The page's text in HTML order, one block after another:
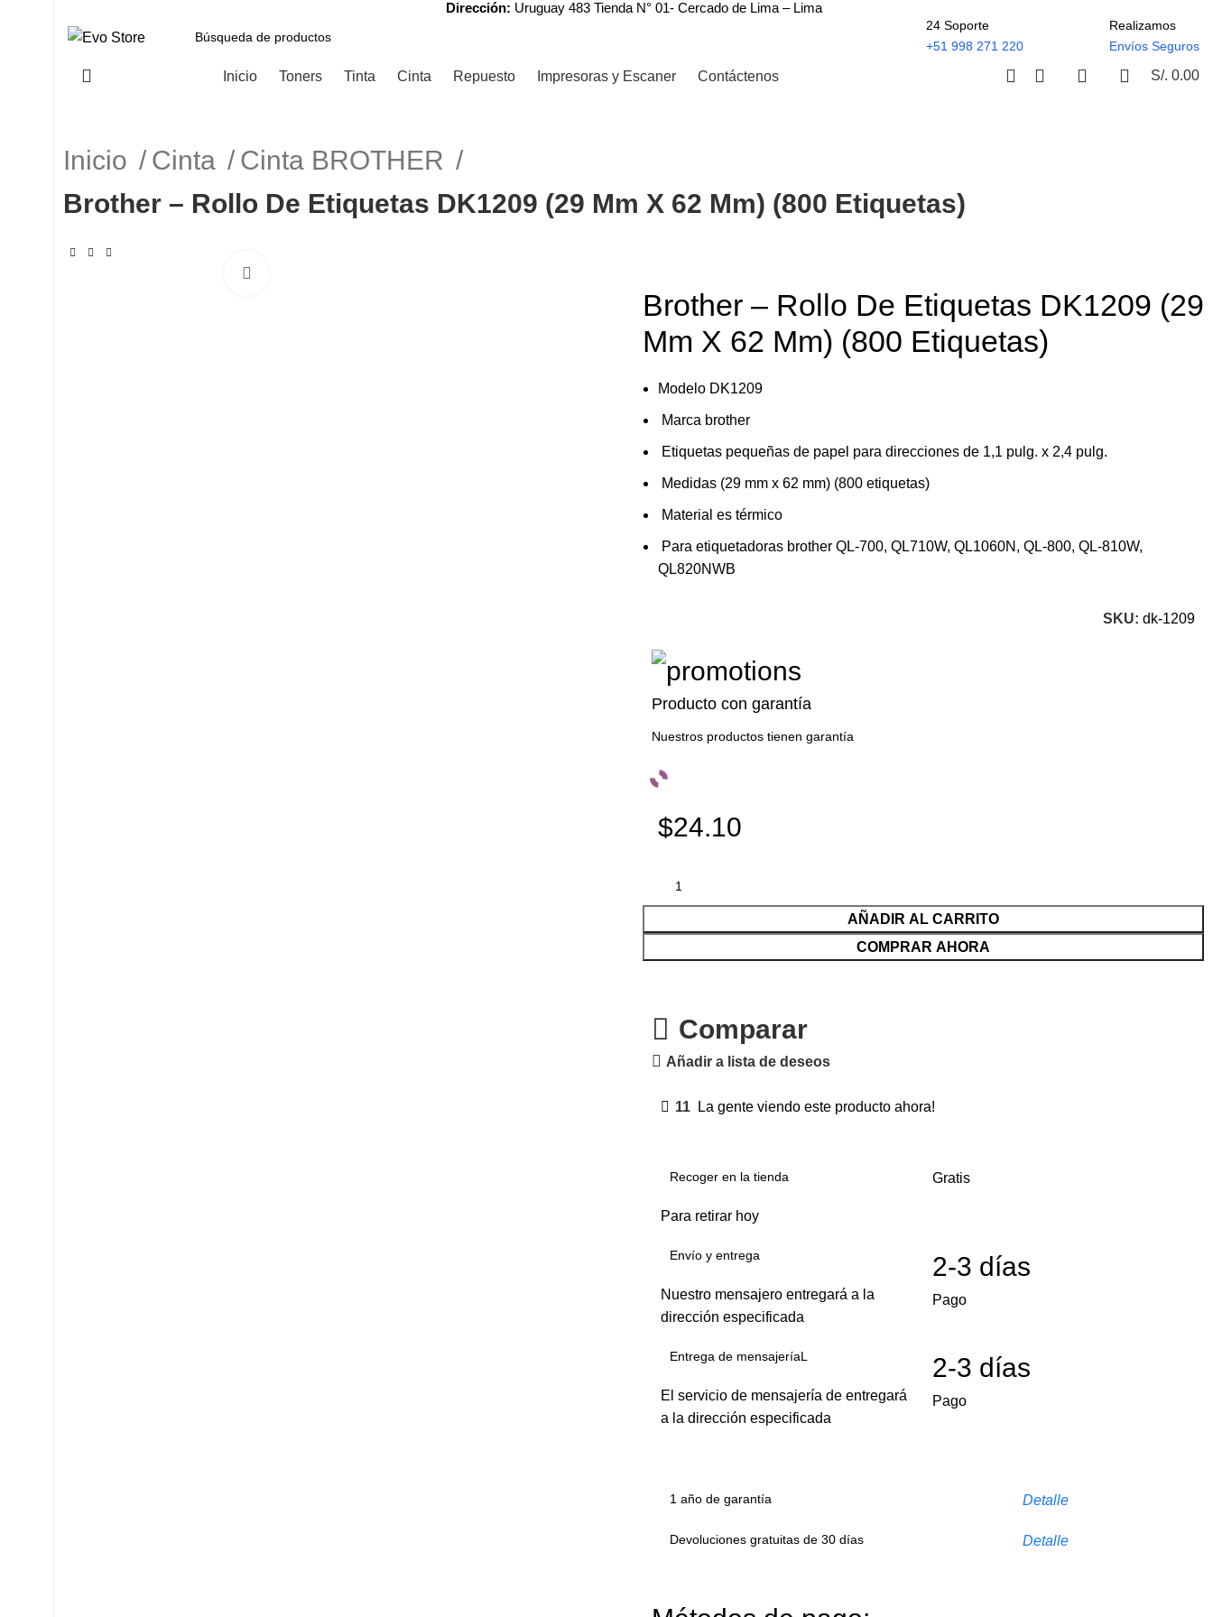
Dirección: Uruguay 483 Tienda N° 01- Cercado de Lima – Lima
24 Soporte
+51 998 271 220
Realizamos
Envíos Seguros
Inicio Toners Tinta Cinta Repuesto Impresoras y Escaner Contáctenos S/. 0.00
Inicio Cinta
Cinta BROTHER
Brother – Rollo De Etiquetas DK1209 (29 Mm X 62 Mm) (800 Etiquetas)
Brother – Rollo De Etiquetas DK1209 (29
Mm X 62 Mm) (800 Etiquetas)
Modelo DK1209
Marca brother
Etiquetas pequeñas de papel para direcciones de 1,1 pulg. x 2,4 pulg.
Medidas (29 mm x 62 mm) (800 etiquetas)
Material es térmico
Para etiquetadoras brother QL-700, QL710W, QL1060N, QL-800, QL-810W,
QL820NWB
SKU: dk-1209
Producto con garantía
Nuestros productos tienen garantía
$24.10
AÑADIR AL CARRITO
COMPRAR AHORA
Comparar
Añadir a lista de deseos
11 La gente viendo este producto ahora!
Recoger en la tienda
Para retirar hoy
Gratis
Envío y entrega
Nuestro mensajero entregará a la
dirección especificada
2-3 días
Pago
Entrega de mensajeríaL
El servicio de mensajería de entregará
a la dirección especificada
2-3 días
Pago
1 año de garantía Detalle
Devoluciones gratuitas de 30 días Detalle